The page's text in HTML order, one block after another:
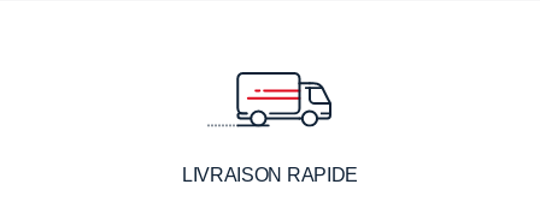
LIVRAISON RAPIDE